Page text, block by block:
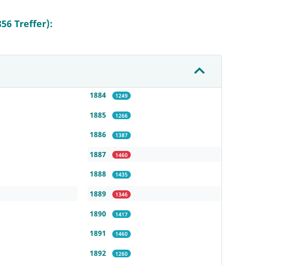
Treffer):
1884 1249
1885 1266
1886 1387
1887 1460
1888 1435
1889 1346
1890 1417
1891 1460
1892 1260